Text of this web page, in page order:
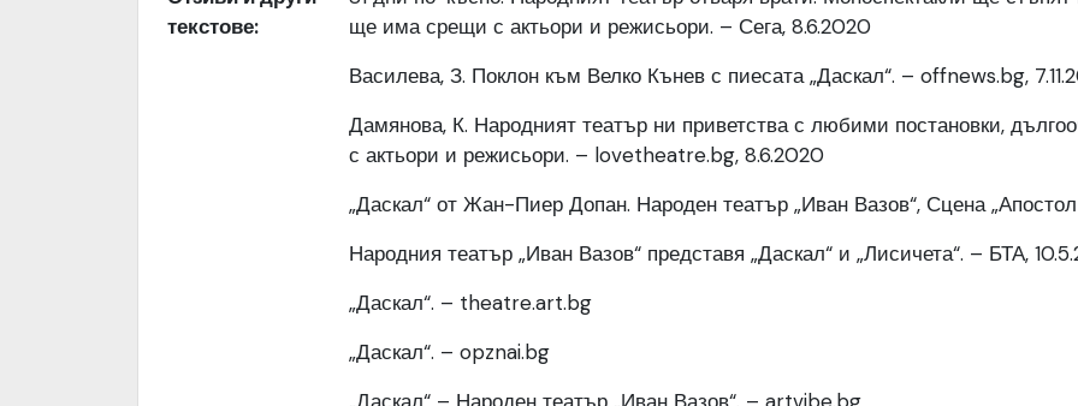
текстове:
ще има срещи с актьори и режисьори. – Сега, 8.6.2020
Василева, З. Поклон към Велко Кънев с пиесата „Даскал“. – offnews.bg,
Дамянова, К. Народният театър ни приветства с любими постановки,
с актьори и режисьори. – lovetheatre.bg, 8.6.2020
„Даскал“ от Жан-Пиер Допан. Народен театър „Иван Вазов“, Сцена
Народния театър „Иван Вазов“ представя „Даскал“ и „Лисичета“. – БТА,
„Даскал“. – theatre.art.bg
„Даскал“. – opznai.bg